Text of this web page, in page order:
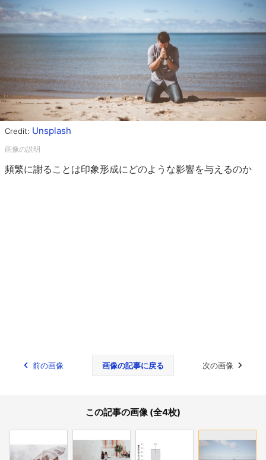
Credit: Unsplash
頻繁に謝ることは印象形成にどのような影響を与えるのか
前の画像 画像の記事に戻る 次の画像
この記事の画像 (全4枚)